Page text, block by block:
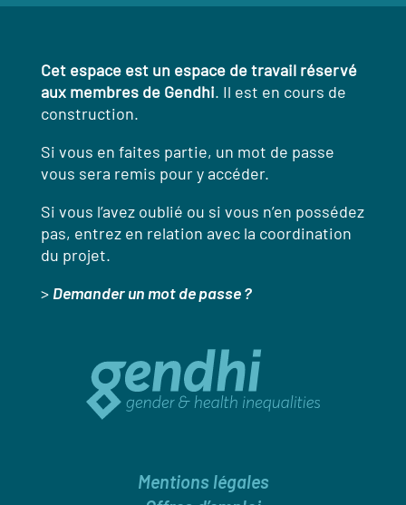
Cet espace est un espace de travail réservé
aux membres de Gendhi. Il est en cours de
construction.
Si vous en faites partie, un mot de passe
vous sera remis pour y accéder.
Si vous l’avez oublié ou si vous n’en possédez
pas, entrez en relation avec la coordination
du projet.
> Demander un mot de passe ?
Mentions légales